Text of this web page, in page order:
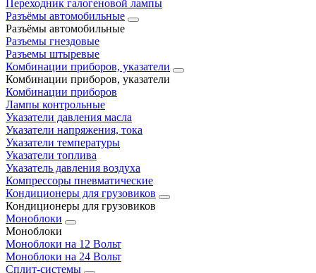
Переходник галогеновой лампы
Разъёмы автомобильные
Разъёмы автомобильные
Разъемы гнездовые
Разъемы штыревые
Комбинации приборов, указатели
Комбинации приборов, указатели
Комбинации приборов
Лампы контрольные
Указатели давления масла
Указатели напряжения, тока
Указатели температуры
Указатели топлива
Указатель давления воздуха
Компрессоры пневматические
Кондиционеры для грузовиков
Кондиционеры для грузовиков
Моноблоки
Моноблоки
Моноблоки на 12 Вольт
Моноблоки на 24 Вольт
Сплит-системы